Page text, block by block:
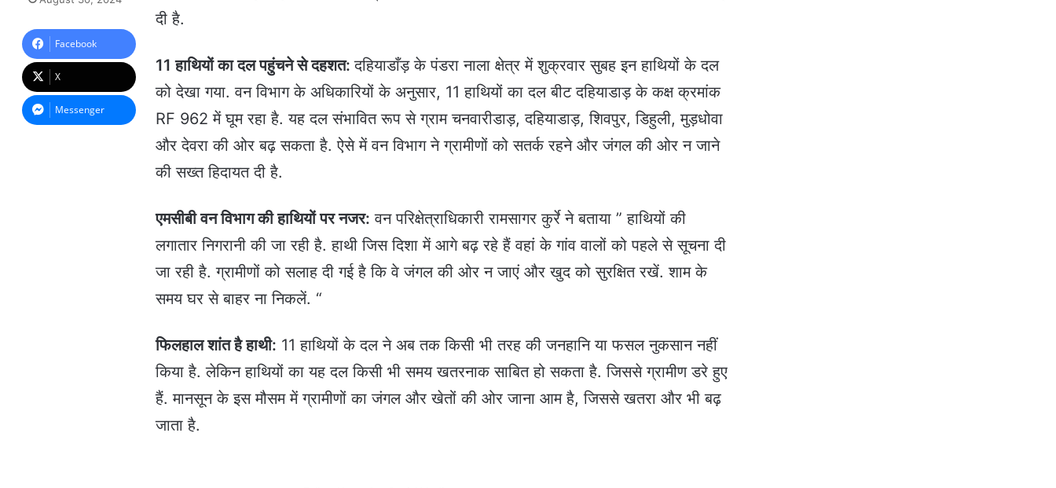
दी है.
11 हाथियों का दल पहुंचने से दहशत:दहियाडाँड़ के पंडरा नाला क्षेत्र में शुक्रवार सुबह इन हाथियों के दल
को देखा गया. वन विभाग के अधिकारियों के अनुसार, 11 हाथियों का दल बीट दहियाडाड़ के कक्ष क्रमांक
RF 962 में घूम रहा है. यह दल संभावित रूप से ग्राम चनवारीडाड़, दहियाडाड़, शिवपुर, डिहुली, मुड़धोवा
और देवरा की ओर बढ़ सकता है. ऐसे में वन विभाग ने ग्रामीणों को सतर्क रहने और जंगल की ओर न जाने
की सख्त हिदायत दी है.
एमसीबी वन विभाग की हाथियों पर नजर: वन परिक्षेत्राधिकारी रामसागर कुर्रे ने बताया ” हाथियों की
लगातार निगरानी की जा रही है. हाथी जिस दिशा में आगे बढ़ रहे हैं वहां के गांव वालों को पहले से सूचना दी
जा रही है. ग्रामीणों को सलाह दी गई है कि वे जंगल की ओर न जाएं और खुद को सुरक्षित रखें. शाम के
समय घर से बाहर ना निकलें. “
फिलहाल शांत है हाथी: 11 हाथियों के दल ने अब तक किसी भी तरह की जनहानि या फसल नुकसान नहीं
किया है. लेकिन हाथियों का यह दल किसी भी समय खतरनाक साबित हो सकता है. जिससे ग्रामीण डरे हुए
हैं. मानसून के इस मौसम में ग्रामीणों का जंगल और खेतों की ओर जाना आम है, जिससे खतरा और भी बढ़
जाता है.
a
n
e
m
a
i
Facebook
X
Messenger